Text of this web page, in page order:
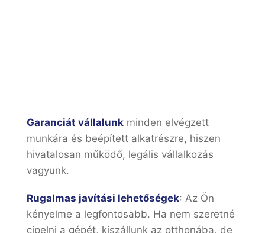
Garanciát vállalunk minden elvégzett
munkára és beépített alkatrészre, hiszen
hivatalosan működő, legális vállalkozás
vagyunk.
Rugalmas javítási lehetőségek: Az Ön
kényelme a legfontosabb. Ha nem szeretné
cipelni a gépét, kiszállunk az otthonába, de